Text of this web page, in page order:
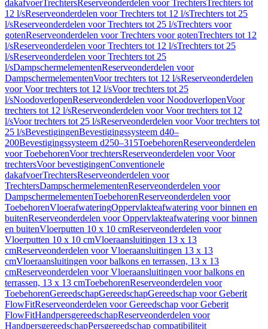
dakafvoerTrechtersReserveonderdelen voor TrechtersTrechters tot
12 l/sReserveonderdelen voor Trechters tot 12 l/sTrechters tot 25
l/sReserveonderdelen voor Trechters tot 25 l/sTrechters voor
gotenReserveonderdelen voor Trechters voor gotenTrechters tot 12
l/sReserveonderdelen voor Trechters tot 12 l/sTrechters tot 25
l/sReserveonderdelen voor Trechters tot 25
l/sDampschermelementenReserveonderdelen voor
DampschermelementenVoor trechters tot 12 l/sReserveonderdelen
voor Voor trechters tot 12 l/sVoor trechters tot 25
l/sNoodoverlopenReserveonderdelen voor NoodoverlopenVoor
trechters tot 12 l/sReserveonderdelen voor Voor trechters tot 12
l/sVoor trechters tot 25 l/sReserveonderdelen voor Voor trechters tot
25 l/sBevestigingenBevestigingssysteem d40–
200Bevestigingssysteem d250–315ToebehorenReserveonderdelen
voor ToebehorenVoor trechtersReserveonderdelen voor Voor
trechtersVoor bevestigingenConventionele
dakafvoerTrechtersReserveonderdelen voor
TrechtersDampschermelementenReserveonderdelen voor
DampschermelementenToebehorenReserveonderdelen voor
ToebehorenVloerafwateringOppervlakteafwatering voor binnen en
buitenReserveonderdelen voor Oppervlakteafwatering voor binnen
en buitenVloerputten 10 x 10 cmReserveonderdelen voor
Vloerputten 10 x 10 cmVloeraansluitingen 13 x 13
cmReserveonderdelen voor Vloeraansluitingen 13 x 13
cmVloeraansluitingen voor balkons en terrassen, 13 x 13
cmReserveonderdelen voor Vloeraansluitingen voor balkons en
terrassen, 13 x 13 cmToebehorenReserveonderdelen voor
ToebehorenGereedschapGereedschapGereedschap voor Geberit
FlowFitReserveonderdelen voor Gereedschap voor Geberit
FlowFitHandpersgereedschapReserveonderdelen voor
HandpersgereedschapPersgereedschap compatibiliteit